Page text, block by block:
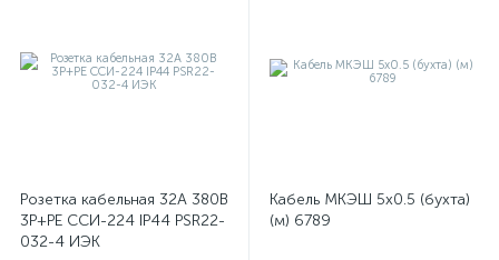
Розетка кабельная 32А 380В
3P+PЕ ССИ-224 IP44 PSR22-
032-4 ИЭК
Кабель МКЭШ 5х0.5 (бухта)
(м) 6789